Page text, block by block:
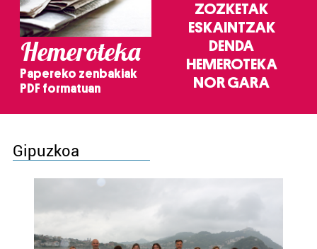
Hemeroteka
Papereko zenbakiak
PDF formatuan
ZOZKETAK
ESKAINTZAK
DENDA
HEMEROTEKA
NOR GARA
Gipuzkoa